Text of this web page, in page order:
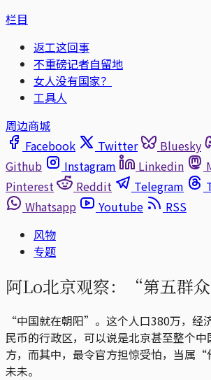
栏目
返工这回事
不重磅记者自留地
女人没有国家？
工具人
周边商城
Facebook
Twitter Bluesky
Github
Instagram Linkedin
Pinterest
Reddit Telegram
Whatsapp
Youtube
RSS
风物
专题
阿Lo北京观察：“第五群
“中国就在朝阳”。这个人口380万，经
民币的行政区，可以说是北京甚至整个
方，而其中，最令官方担惊受怕，当属
未未。